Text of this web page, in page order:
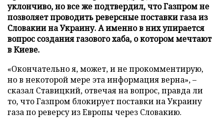
уклончиво, но все же подтвердил, что Газпром не
позволяет проводить реверсные поставки газа из
Словакии на Украину. А именно в них упирается
вопрос создания газового хаба, о котором мечтают
в Киеве.
«Окончательно я, может, и не прокомментирую,
но в некоторой мере эта информация верна», –
сказал Ставицкий, отвечая на вопрос, правда ли
то, что Газпром блокирует поставки на Украину
газа по реверсу из Европы через Словакию.